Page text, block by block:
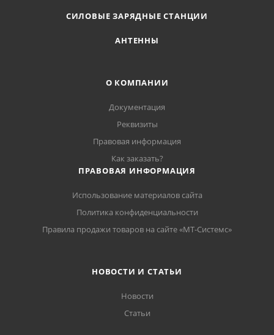
СИЛОВЫЕ ЗАРЯДНЫЕ СТАНЦИИ
АНТЕННЫ
О КОМПАНИИ
Документация
Реквизиты
Правовая информация
Как заказать?
ПРАВОВАЯ ИНФОРМАЦИЯ
Использование материалов сайта
Политика конфиденциальности
Правила продажи товаров на сайте «МТ-Системс»
НОВОСТИ И СТАТЬИ
Новости
Статьи